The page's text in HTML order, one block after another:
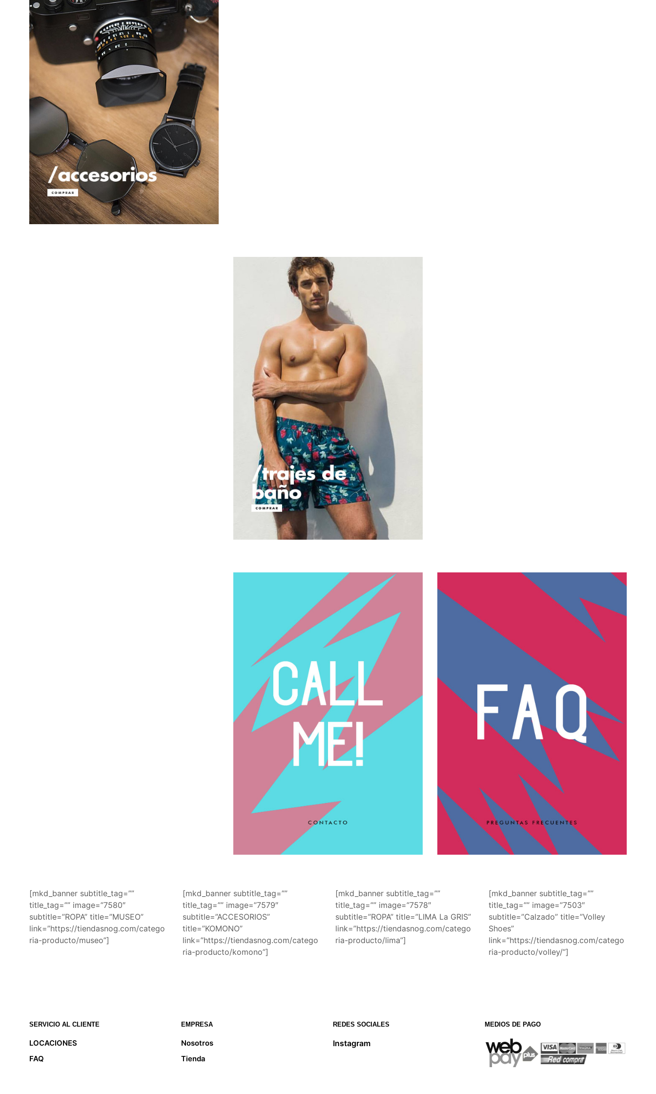
[mkd_banner subtitle_tag=””
title_tag=”” image=”7580″
subtitle=”ROPA” title=”MUSEO”
link=”https://tiendasnog.com/catego
ria-producto/museo”]
[mkd_banner subtitle_tag=””
title_tag=”” image=”7579″
subtitle=”ACCESORIOS”
title=”KOMONO”
link=”https://tiendasnog.com/catego
ria-producto/komono”]
[mkd_banner subtitle_tag=””
title_tag=”” image=”7578″
subtitle=”ROPA” title=”LIMA La GRIS”
link=”https://tiendasnog.com/catego
ria-producto/lima”]
[mkd_banner subtitle_tag=””
title_tag=”” image=”7503″
subtitle=”Calzado” title=”Volley
Shoes”
link=”https://tiendasnog.com/catego
ria-producto/volley/”]
SERVICIO AL CLIENTE
LOCACIONES
FAQ
EMPRESA
Nosotros
Tienda
REDES SOCIALES
Instagram
MEDIOS DE PAGO